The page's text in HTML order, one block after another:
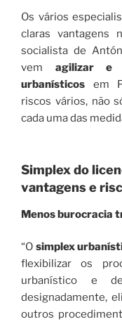
Os vários
claras vantagens
socialista de
vem agilizar e
urbanísticos em
riscos vários, não
cada uma das
Simplex do
vantagens e
Menos burocracia
“O simplex
flexibilizar os
urbanístico e
designadamente,
outros